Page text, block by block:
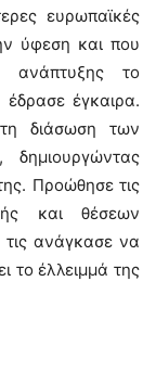
ευρωπαϊκές
ύφεση και που
ανάπτυξης το
έγκαιρα.
διάσωση των
δημιουργώντας
Προώθησε τις
και θέσεων
τις ανάγκασε να
το έλλειμμά της